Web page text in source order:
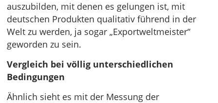
auszubilden, mit denen es gelungen ist, mit
deutschen Produkten qualitativ führend in der
Welt zu werden, ja sogar „Exportweltmeister“
geworden zu sein.
Vergleich bei völlig unterschiedlichen
Bedingungen
Ähnlich sieht es mit der Messung der